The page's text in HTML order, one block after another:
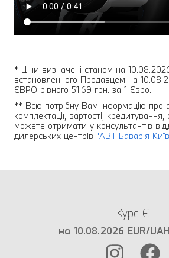
* Ціни визначені станом на
встановленного Продавцем на
ЄВРО рівного 51.69 грн. за 1 Євро.
** Всю потрібну Вам інформацію про
комплектації, вартості,
можете отримати у консультантів
дилерських центрів "АВТ Баварія
Курс €
на 10.08.2026 EUR/